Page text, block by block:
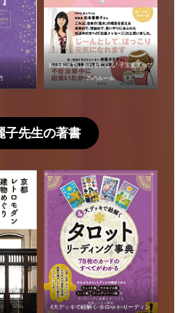
妊活風水でしあわせになる! 子宝運アップ
25のルール
子先生の著書
4大デッキで紐解く タロット リーディン